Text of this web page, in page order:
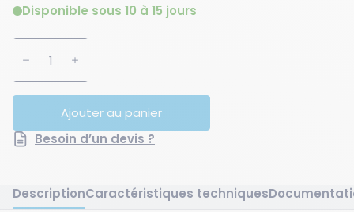
Disponible sous 10 à 15 jours
Augmenter la quantité
Ajouter au panier
Besoin d’un devis ?
DescriptionCaractéristiques techniques